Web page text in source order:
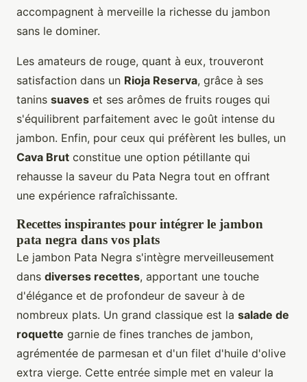
accompagnent à merveille la richesse du jambon
sans le dominer.
Les amateurs de rouge, quant à eux, trouveront
satisfaction dans un Rioja Reserva, grâce à ses
tanins suaves et ses arômes de fruits rouges qui
s'équilibrent parfaitement avec le goût intense du
jambon. Enfin, pour ceux qui préfèrent les bulles, un
Cava Brut constitue une option pétillante qui
rehausse la saveur du Pata Negra tout en offrant
une expérience rafraîchissante.
Recettes inspirantes pour intégrer le jambon
pata negra dans vos plats
Le jambon Pata Negra s'intègre merveilleusement
dans diverses recettes, apportant une touche
d'élégance et de profondeur de saveur à de
nombreux plats. Un grand classique est la salade de
roquette garnie de fines tranches de jambon,
agrémentée de parmesan et d'un filet d'huile d'olive
extra vierge. Cette entrée simple met en valeur la